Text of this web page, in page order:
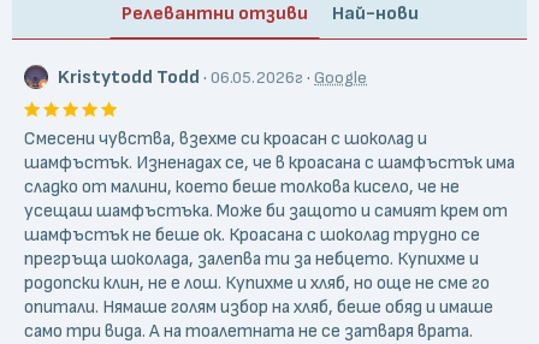
Релевантни отзиви Най-нови
Kristytodd Todd · 06.05.2026г · Google
Смесени чувства, взехме си кроасан с шоколад и
шамфъстък. Изненадах се, че в кроасана с шамфъстък има
сладко от малини, което беше толкова кисело, че не
усещаш шамфъстъка. Може би защото и самият крем от
шамфъстък не беше ок. Кроасана с шоколад трудно се
прегръща шоколада, залепва ти за небцето. Купихме и
родопски клин, не е лош. Купихме и хляб, но още не сме го
опитали. Нямаше голям избор на хляб, беше обяд и имаше
само три вида. А на тоалетната не се затваря врата.